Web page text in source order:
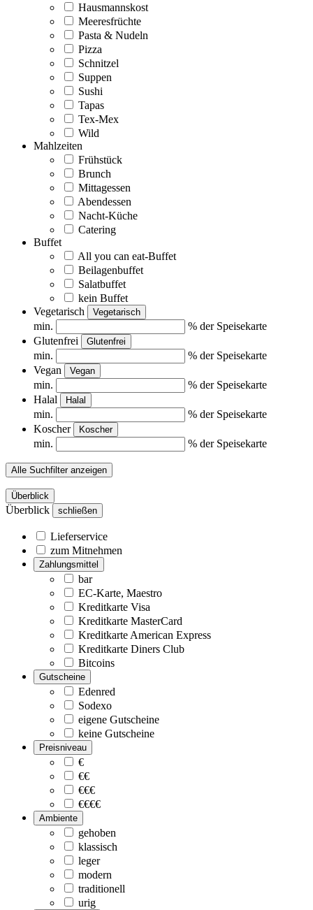
Hausmannskost
Meeresfrüchte
Pasta & Nudeln
Pizza
Schnitzel
Suppen
Sushi
Tapas
Tex-Mex
Wild
Mahlzeiten
Frühstück
Brunch
Mittagessen
Abendessen
Nacht-Küche
Catering
Buffet
All you can eat-Buffet
Beilagenbuffet
Salatbuffet
kein Buffet
Vegetarisch
Vegetarisch
min.
% der Speisekarte
Glutenfrei
Glutenfrei
min.
% der Speisekarte
Vegan
Vegan
min.
% der Speisekarte
Halal
Halal
min.
% der Speisekarte
Koscher
Koscher
min. % der Speisekarte
Alle Suchfilter anzeigen
Überblick
Überblick schließen
Lieferservice
zum Mitnehmen
Zahlungsmittel
bar
EC-Karte, Maestro
Kreditkarte Visa
Kreditkarte MasterCard
Kreditkarte American Express
Kreditkarte Diners Club
Bitcoins
Gutscheine
Edenred
Sodexo
eigene Gutscheine
keine Gutscheine
Preisniveau
€
€€
€€€
€€€€
Ambiente
gehoben
klassisch
leger
modern
traditionell
urig